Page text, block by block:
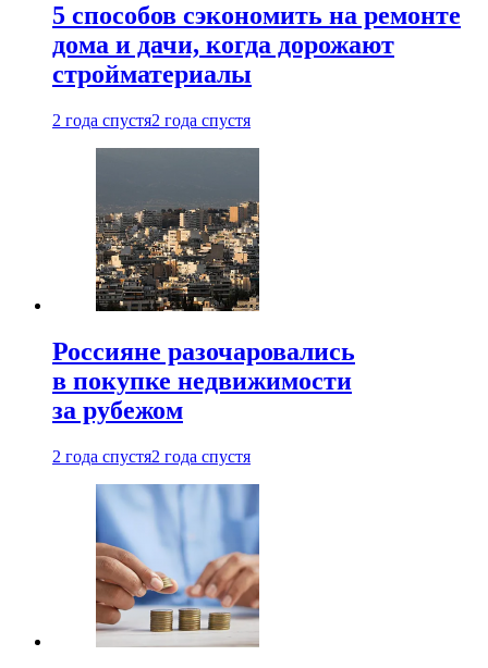
5 способов сэкономить на ремонте
дома и дачи, когда дорожают
стройматериалы
2 года спустя2 года спустя
Россияне разочаровались
в покупке недвижимости
за рубежом
2 года спустя2 года спустя